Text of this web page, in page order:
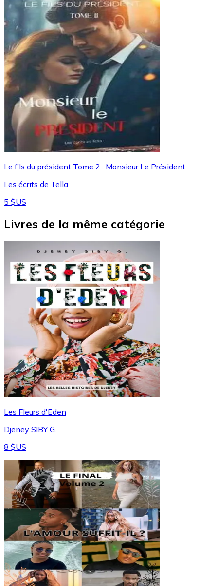
Le fils du président Tome 2 : Monsieur Le Président
Les écrits de Tella
5 $US
Livres de la même catégorie
Les Fleurs d'Eden
Djeney SIBY G.
8 $US